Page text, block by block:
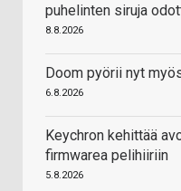
puhelinten siruja
8.8.2026
Doom pyörii nyt
6.8.2026
Keychron kehittää
firmwarea pelihiiriin
5.8.2026